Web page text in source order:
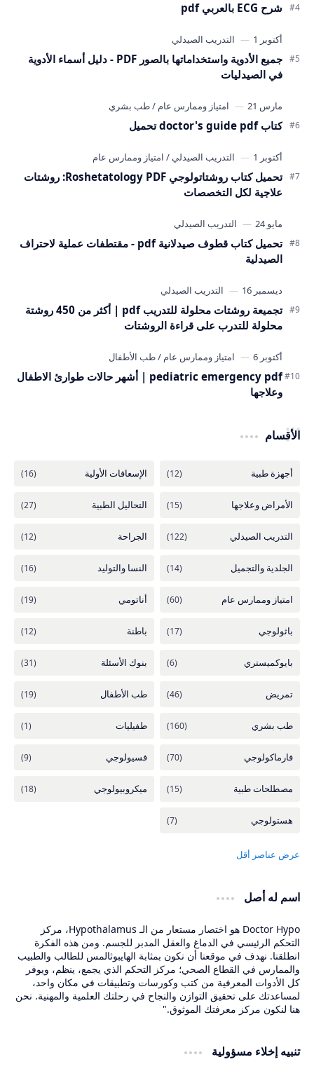
شرح ECG بالعربي pdf
جميع الأدوية واستخداماتها بالصور PDF - دليل أسماء الأدوية
في الصيدليات
كتاب doctor's guide pdf تحميل
تحميل كتاب روشتاتولوجي Roshetatology PDF: روشتات
علاجية لكل التخصصات
تحميل كتاب قطوف صيدلانية pdf - مقتطفات عملية لاحتراف
الصيدلية
تجميعة روشتات محلولة للتدريب pdf | أكثر من 450 روشتة
محلولة للتدرب على قراءة الروشتات
pediatric emergency pdf | أشهر حالات طوارئ الاطفال
وعلاجها
الأقسام
اسم له أصل
Doctor Hypo هو اختصار مستعار من الـ Hypothalamus، مركز
التحكم الرئيسي في الدماغ والعقل المدبر للجسم. ومن هذه الفكرة
انطلقنا. نهدف في موقعنا أن نكون بمثابة الهايبوثالمس للطالب والطبيب
والممارس في القطاع الصحي؛ مركز التحكم الذي يجمع، ينظم، ويوفر
كل الأدوات المعرفية من كتب وكورسات وتطبيقات في مكان واحد،
لمساعدتك على تحقيق التوازن والنجاح في رحلتك العلمية والمهنية. نحن
هنا لنكون مركز معرفتك الموثوق."
تنبيه إخلاء مسؤولية